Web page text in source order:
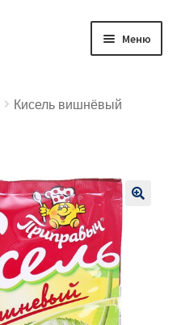
Меню
Кисель вишнёвый